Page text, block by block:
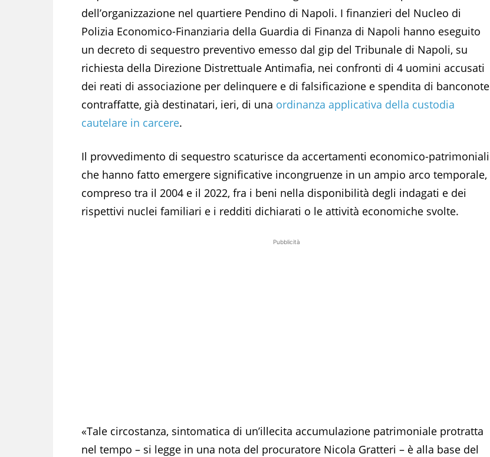
dell’organizzazione nel quartiere Pendino di Napoli. I finanzieri del Nucleo di
Polizia Economico-Finanziaria della Guardia di Finanza di Napoli hanno eseguito
un decreto di sequestro preventivo emesso dal gip del Tribunale di Napoli, su
richiesta della Direzione Distrettuale Antimafia, nei confronti di 4 uomini accusati
dei reati di associazione per delinquere e di falsificazione e spendita di banconote
contraffatte, già destinatari, ieri, di una ordinanza applicativa della custodia
cautelare in carcere.
Il provvedimento di sequestro scaturisce da accertamenti economico-patrimoniali
che hanno fatto emergere significative incongruenze in un ampio arco temporale,
compreso tra il 2004 e il 2022, fra i beni nella disponibilità degli indagati e dei
rispettivi nuclei familiari e i redditi dichiarati o le attività economiche svolte.
Pubblicità
«Tale circostanza, sintomatica di un’illecita accumulazione patrimoniale protratta
nel tempo – si legge in una nota del procuratore Nicola Gratteri – è alla base del